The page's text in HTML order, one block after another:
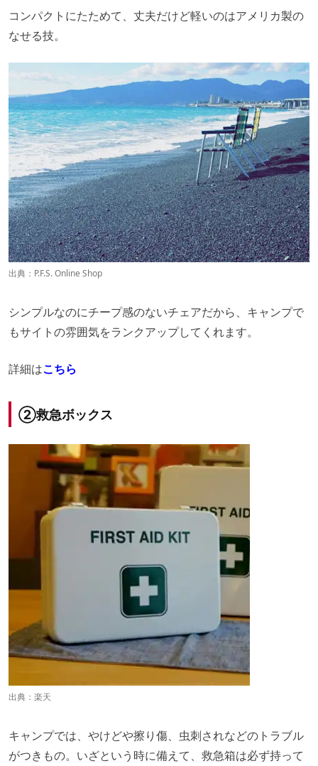
コンパクトにたためて、丈夫だけど軽いのはアメリカ製の
なせる技。
出典： P.F.S. Online Shop
シンプルなのにチープ感のないチェアだから、キャンプで
もサイトの雰囲気をランクアップしてくれます。
詳細はこちら
②救急ボックス
出典： 楽天
キャンプでは、やけどや擦り傷、虫刺されなどのトラブル
がつきもの。いざという時に備えて、救急箱は必ず持って